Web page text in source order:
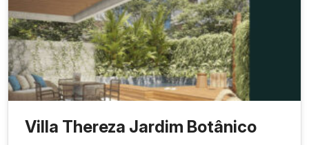
Villa Thereza Jardim Botânico